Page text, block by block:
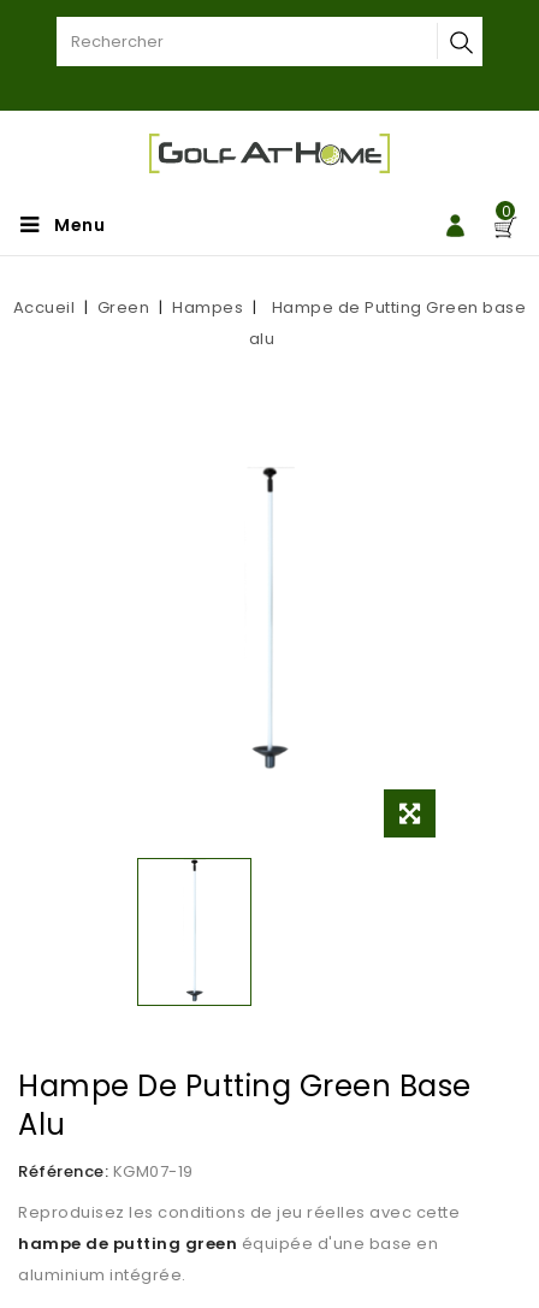
0
Menu
Accueil Green Hampes
Hampe de Putting Green base
alu
Hampe De Putting Green Base
Alu
Référence: KGM07-19
Reproduisez les conditions de jeu réelles avec cette
hampe de putting green équipée d'une base en
aluminium intégrée.